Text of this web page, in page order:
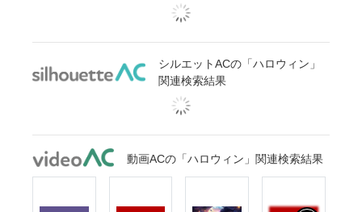
シルエットACの「ハロウィン」
関連検索結果
動画ACの「ハロウィン」関連検索結果